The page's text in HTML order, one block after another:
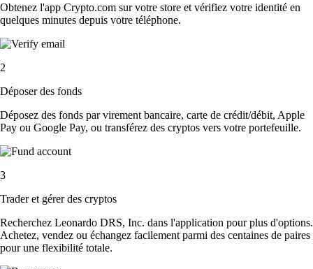
Obtenez l'app Crypto.com sur votre store et vérifiez votre identité en
quelques minutes depuis votre téléphone.
2
Déposer des fonds
Déposez des fonds par virement bancaire, carte de crédit/débit, Apple
Pay ou Google Pay, ou transférez des cryptos vers votre portefeuille.
3
Trader et gérer des cryptos
Recherchez Leonardo DRS, Inc. dans l'application pour plus d'options.
Achetez, vendez ou échangez facilement parmi des centaines de paires
pour une flexibilité totale.